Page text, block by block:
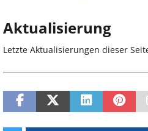
Aktualisierung
Letzte Aktualisierungen dieser